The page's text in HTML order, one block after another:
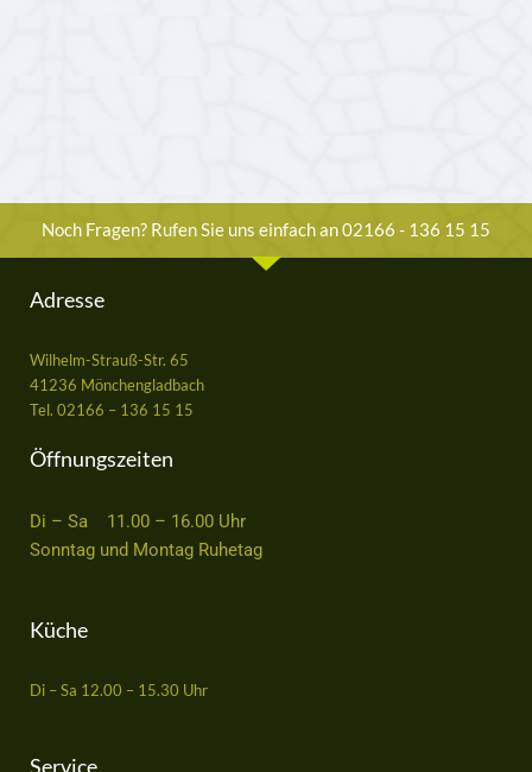
Noch Fragen? Rufen Sie uns einfach an 02166 - 136 15 15
Adresse
Wilhelm-Strauß-Str. 65
41236 Mönchengladbach
Tel. 02166 – 136 15 15
Öffnungszeiten
Di – Sa 11.00 – 16.00 Uhr
Sonntag und Montag Ruhetag
Küche
Di – Sa 12.00 – 15.30 Uhr
Service